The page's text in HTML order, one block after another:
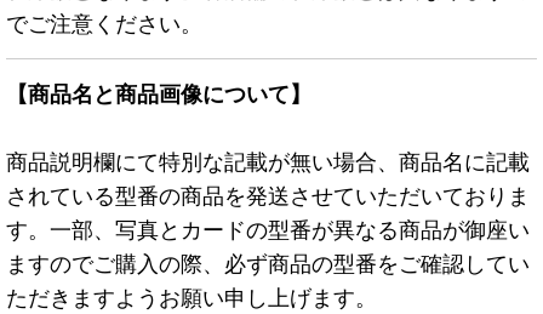
でご注意ください。
【商品名と商品画像について】
商品説明欄にて特別な記載が無い場合、商品名に記載
されている型番の商品を発送させていただいておりま
す。一部、写真とカードの型番が異なる商品が御座い
ますのでご購入の際、必ず商品の型番をご確認してい
ただきますようお願い申し上げます。